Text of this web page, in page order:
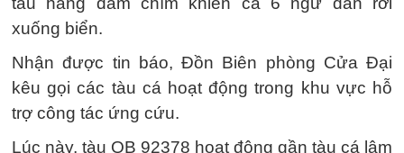
xuống biển.
Nhận được tin báo, Đồn Biên phòng Cửa Đại
kêu gọi các tàu cá hoạt động trong khu vực hỗ
trợ công tác ứng cứu.
Lúc này, tàu QB 92378 hoạt động gần tàu cá lâm